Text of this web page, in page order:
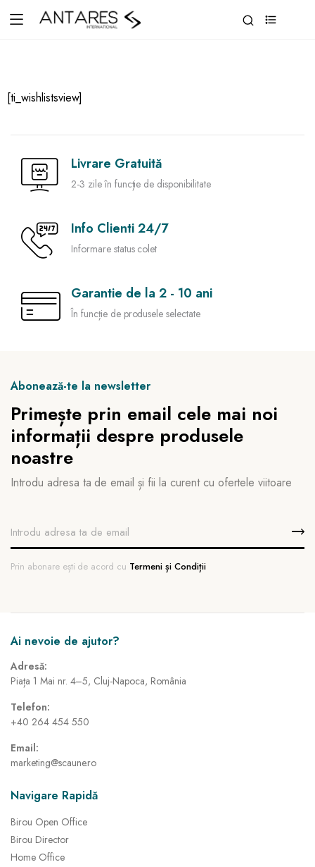
[ti_wishlistsview]
Livrare Gratuită
2-3 zile în funcție de disponibilitate
Info Clienti 24/7
Informare status colet
Garantie de la 2 - 10 ani
În funcție de produsele selectate
Abonează-te la newsletter
Primește prin email cele mai noi
informații despre produsele
noastre
Introdu adresa ta de email și fii la curent cu ofertele viitoare
Prin abonare ești de acord cu Termeni și Condiții
Ai nevoie de ajutor?
Adresă:
Piața 1 Mai nr. 4–5, Cluj-Napoca, România
Telefon:
+40 264 454 550
Email:
marketing@scaune.ro
Navigare Rapidă
Birou Open Office
Birou Director
Home Office